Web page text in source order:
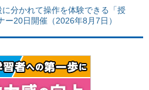
分かれて操作を体験できる「授
20日開催（2026年8月7日）